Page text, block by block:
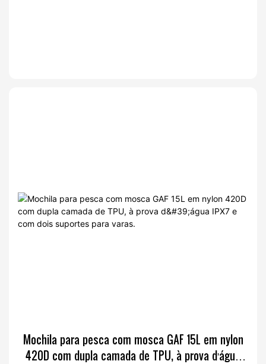
Mochila para pesca com mosca GAF 15L em nylon
420D com dupla camada de TPU, à prova d'água